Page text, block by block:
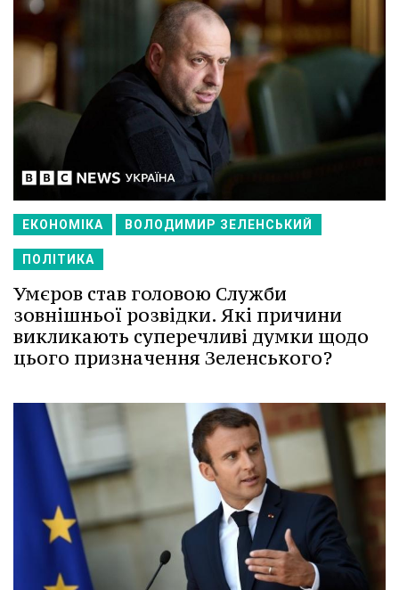
ЕКОНОМІКА ВОЛОДИМИР ЗЕЛЕНСЬКИЙ
ПОЛІТИКА
Умєров став головою Служби
зовнішньої розвідки. Які причини
викликають суперечливі думки щодо
цього призначення Зеленського?